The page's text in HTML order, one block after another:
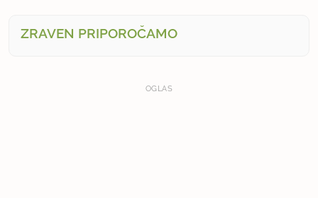
ZRAVEN PRIPOROČAMO
OGLAS